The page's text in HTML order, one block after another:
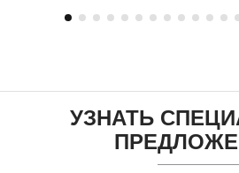
УЗНАТЬ